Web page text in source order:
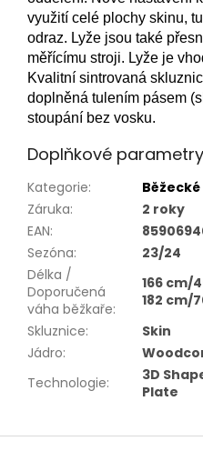
využití celé plochy skinu,
odraz. Lyže jsou také
měřícímu stroji. Lyže je
Kvalitní sintrovaná
doplněná tulením pásem
stoupání bez vosku.
Doplňkové parametry
Kategorie:
Záruka:
2 roky
EAN:
Sezóna:
23/24
Délka /
Doporučená
váha běžkaře:
166 cm/
182 cm/
Skluznice:
Skin
Jádro:
Technologie:
3D
Plate
Z